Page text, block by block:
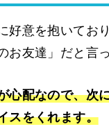
好意を抱いてお
お友達」だと言
心配なので、次
スをくれます。